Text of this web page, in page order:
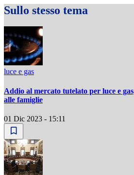
Sullo stesso tema
luce e gas
Addio al mercato tutelato per luce e
alle famiglie
01 Dic 2023 - 15:11